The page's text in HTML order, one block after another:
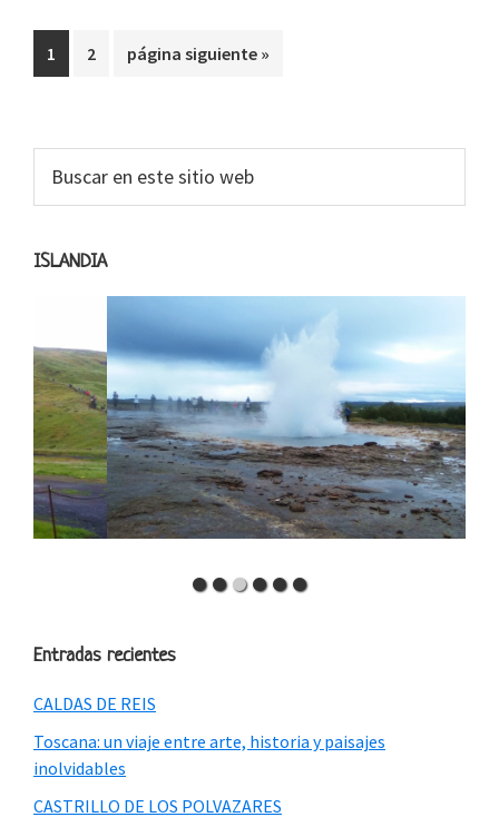
Ir
a
1
Ir
2
Ir
página siguiente »
Barra
lateral
web
ISLANDIA
Entradas recientes
CALDAS DE REIS
Toscana: un viaje entre arte, historia y paisajes
inolvidables
CASTRILLO DE LOS POLVAZARES